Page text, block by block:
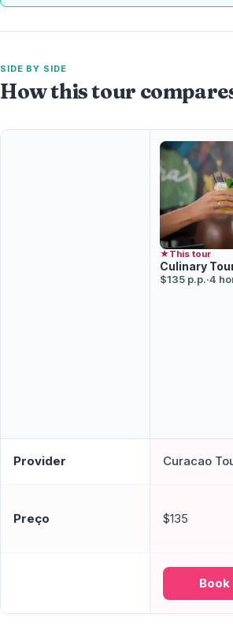
SIDE BY SIDE
How this tour
★This tour
Culinary
$135 p.p.·4
Provider Curacao
Preço $135